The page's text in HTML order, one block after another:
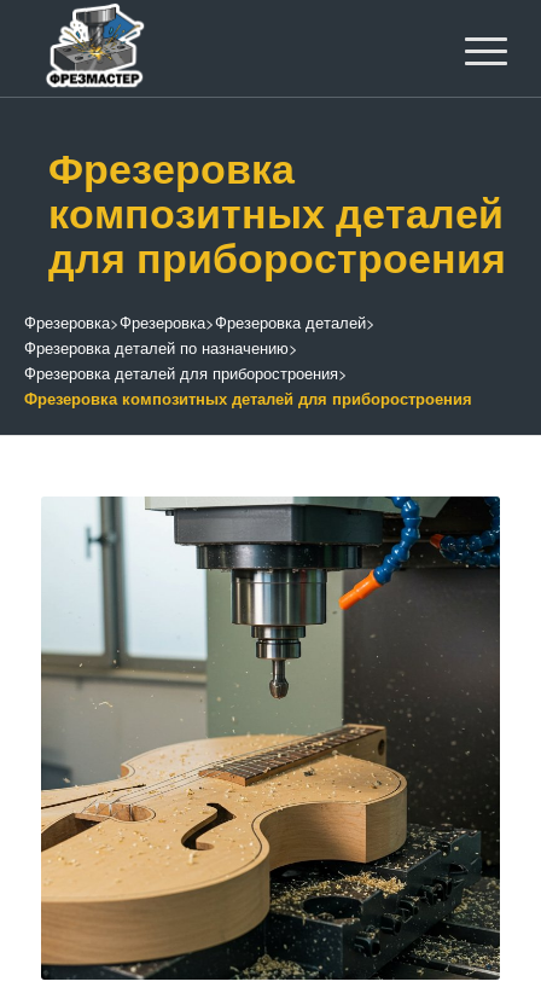
Фрезеровка
композитных деталей
для приборостроения
Фрезеровка>Фрезеровка>Фрезеровка деталей>
Фрезеровка деталей по назначению>
Фрезеровка деталей для приборостроения>
Фрезеровка композитных деталей для приборостроения